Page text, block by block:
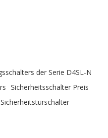
der Serie D4SL-N
Sicherheitsschalter Preis
Sicherheitstürschalter